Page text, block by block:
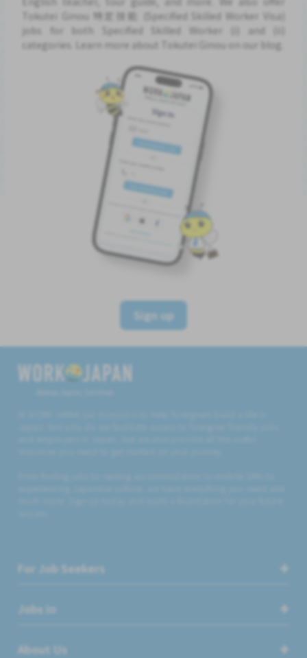
Tokutei Ginou 特定技能 (Specified Skilled Worker Visa)
jobs for both Specified Skilled Worker (i) and (ii)
categories. Learn more about Tokutei Ginou on our blog.
Sign up
For Job Seekers
Jobs in
About Us